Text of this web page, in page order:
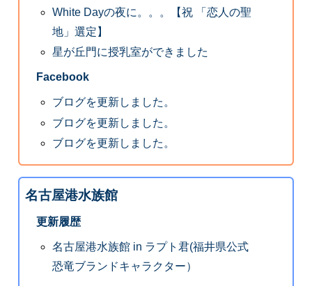
White Dayの夜に。。。【祝 「恋人の聖
地」選定】
星が丘門に授乳室ができました
Facebook
ブログを更新しました。
ブログを更新しました。
ブログを更新しました。
名古屋港水族館
更新履歴
名古屋港水族館 in ラプト君(福井県公式
恐竜ブランドキャラクター）